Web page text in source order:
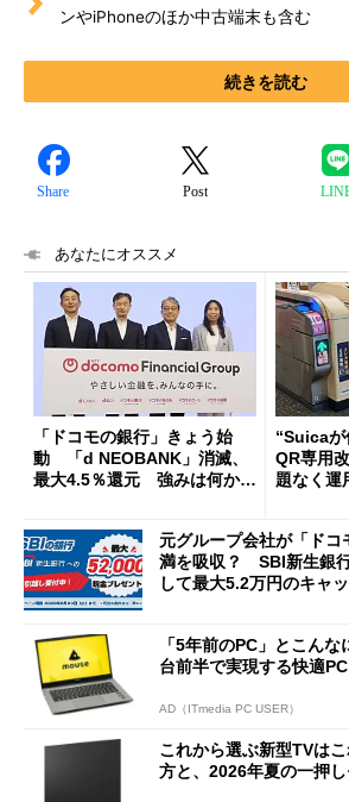
ンやiPhoneのほか中古端末も含む
続きを読む
Share Post
あなたにオススメ
「ドコモの銀行」きょう始
動 「d NEOBANK」消滅、
最大4.5％還元 強みは何か解
“Suicaが
QR専用
題なく運
元グループ会社が「ド
満を吸収？ SBI新生銀
して最大5.2万円のキャ
「5年前のPC」とこん
台前半で実現する快適
AD（ITmedia PC USER）
これから選ぶ新型TVは
方と、2026年夏の一押